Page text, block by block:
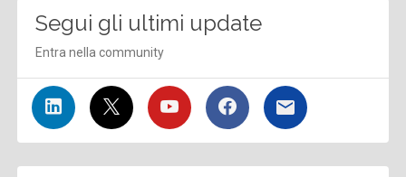
Segui gli ultimi update
Entra nella community